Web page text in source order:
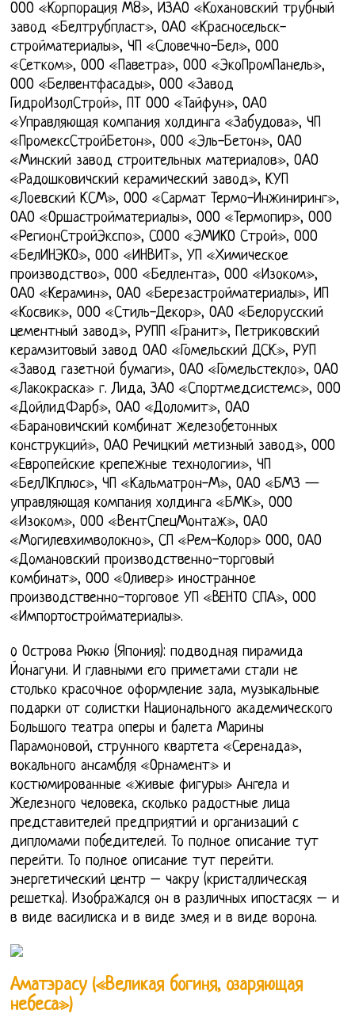
ООО «Корпорация М8», ИЗАО «Кохановский трубный
завод «Белтрубпласт», ОАО «Красносельск-
стройматериалы», ЧП «Словечно-Бел», ООО
«Сетком», ООО «Паветра», ООО «ЭкоПромПанель»,
ООО «Белвентфасады», ООО «Завод
ГидроИзолСтрой», ПТ ООО «Тайфун», ОАО
«Управляющая компания холдинга «Забудова», ЧП
«ПромексСтройБетон», ООО «Эль-Бетон», ОАО
«Минский завод строительных материалов», ОАО
«Радошковичский керамический завод», КУП
«Лоевский КСМ», ООО «Сармат Термо-Инжиниринг»,
ОАО «Оршастройматериалы», ООО «Термопир», ООО
«РегионСтройЭкспо», СООО «ЭМИКО Строй», ООО
«БелИНЭКО», ООО «ИНВИТ», УП «Химическое
производство», ООО «Беллента», ООО «Изоком»,
ОАО «Керамин», ОАО «Березастройматериалы», ИП
«Косвик», ООО «Стиль-Декор», ОАО «Белорусский
цементный завод», РУПП «Гранит», Петриковский
керамзитовый завод ОАО «Гомельский ДСК», РУП
«Завод газетной бумаги», ОАО «Гомельстекло», ОАО
«Лакокраска» г. Лида, ЗАО «Спортмедсистемс», ООО
«ДойлидФарб», ОАО «Доломит», ОАО
«Барановичский комбинат железобетонных
конструкций», ОАО Речицкий метизный завод», ООО
«Европейские крепежные технологии», ЧП
«БелЛКплюс», ЧП «Кальматрон-М», ОАО «БМЗ —
управляющая компания холдинга «БМК», ООО
«Изоком», ООО «ВентСпецМонтаж», ОАО
«Могилевхимволокно», СП «Рем-Колор» ООО, ОАО
«Домановский производственно-торговый
комбинат», ООО «Оливер» иностранное
производственно-торговое УП «ВЕНТО СПА», ООО
«Импортостройматериалы».
o Острова Рюкю (Япония): подводная пирамида
Йонагуни. И главными его приметами стали не
столько красочное оформление зала, музыкальные
подарки от солистки Национального академического
Большого театра оперы и балета Марины
Парамоновой, струнного квартета «Серенада»,
вокального ансамбля «Орнамент» и
костюмированные «живые фигуры» Ангела и
Железного человека, сколько радостные лица
представителей предприятий и организаций с
дипломами победителей. То полное описание тут
перейти. То полное описание тут перейти.
энергетический центр – чакру (кристаллическая
решетка). Изображался он в различных ипостасях – и
в виде василиска и в виде змея и в виде ворона.
Аматэрасу («Великая богиня, озаряющая
небеса»)